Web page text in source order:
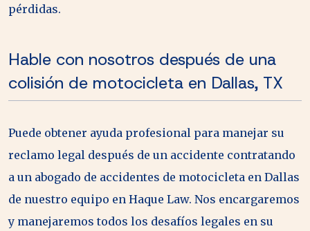
pérdidas.
Hable con nosotros después de una
colisión de motocicleta en Dallas, TX
Puede obtener ayuda profesional para manejar su
reclamo legal después de un accidente contratando
a un abogado de accidentes de motocicleta en Dallas
de nuestro equipo en Haque Law. Nos encargaremos
y manejaremos todos los desafíos legales en su